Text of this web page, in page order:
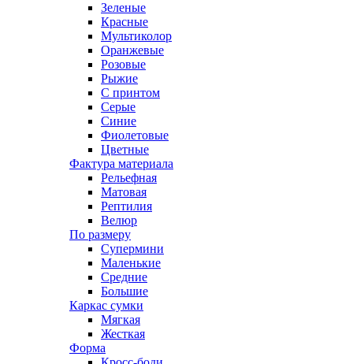
Зеленые
Красные
Мультиколор
Оранжевые
Розовые
Рыжие
С принтом
Серые
Синие
Фиолетовые
Цветные
Фактура материала
Рельефная
Матовая
Рептилия
Велюр
По размеру
Супермини
Маленькие
Средние
Большие
Каркас сумки
Мягкая
Жесткая
Форма